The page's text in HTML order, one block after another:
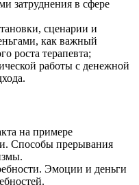
затруднения в сфере
сценарии и
как важный
роста терапевта;
работы с денежной
на примере
Способы прерывания
Эмоции и деньги